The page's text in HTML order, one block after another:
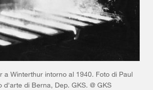
a Winterthur intorno al 1940. Foto di Paul
d'arte di Berna, Dep. GKS. @ GKS